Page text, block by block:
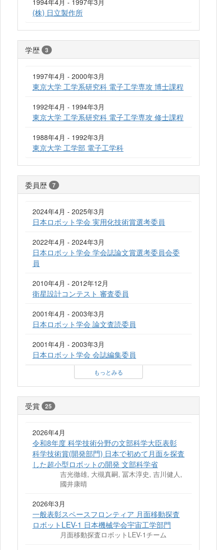
(株) 日立製作所
学歴 3
1997年4月 - 2000年3月
東京大学 工学系研究科 電子工学専攻 博士課程
1992年4月 - 1994年3月
東京大学 工学系研究科 電子工学専攻 修士課程
1988年4月 - 1992年3月
東京大学 工学部 電子工学科
委員歴 7
2024年4月 - 2025年3月
日本ロボット学会 実用化技術賞選考委員
2022年4月 - 2024年3月
日本ロボット学会 学会誌論文賞選考委員会委
員
2010年4月 - 2012年12月
衛星設計コンテスト 審査委員
2001年4月 - 2003年3月
日本ロボット学会 論文査読委員
2001年4月 - 2003年3月
日本ロボット学会 会誌編集委員
もっとみる
受賞 25
2026年4月
令和8年度 科学技術分野の文部科学大臣表彰
科学技術賞(開発部門) 日本で初めて月面を探査
した超小型ロボットの開発 文部科学省
吉光徹雄, 大槻真嗣, 冨木淳史, 吉川健人,
國井康晴
2026年3月
一般表彰スペースフロンティア 月面移動探査
ロボットLEV-1 日本機械学会宇宙工学部門
月面移動探査ロボットLEV-1チーム